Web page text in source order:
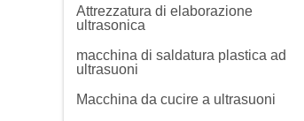
Attrezzatura di elaborazione
ultrasonica
macchina di saldatura plastica ad
ultrasuoni
Macchina da cucire a ultrasuoni